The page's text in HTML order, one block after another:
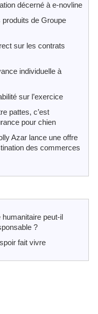
décerné à e-novline
de Groupe
sur les contrats
individuelle à
sur l’exercice
pattes, c’est
pour chien
Azar lance une offre
des commerces
humanitaire peut-il
?
fait vivre